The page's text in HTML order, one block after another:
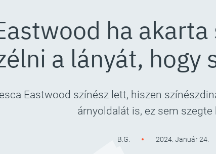
ha
a lányát, hogy
Eastwood színész lett, hiszen
árnyoldalát is, ez sem szegte
B.G. 2024. Január 24.